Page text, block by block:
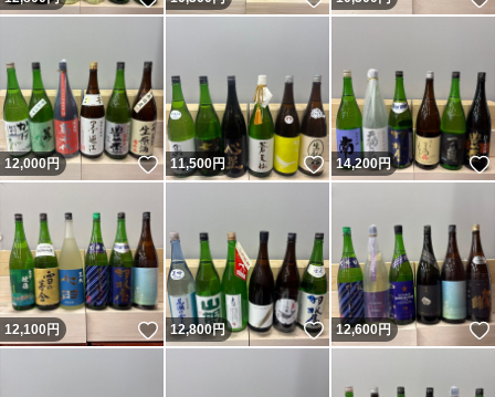
12,000円 いいね！
11,500円 いいね！
14,200円
12,100円 いいね！
12,800円 いいね！
12,600円